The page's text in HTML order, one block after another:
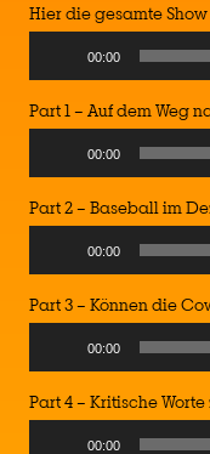
Hier die gesamte Show
Player
00:00
Part 1 – Auf dem Weg
Player
00:00
Part 2 – Baseball im
Audio
Player
00:00
Part 3 – Können die
Player
00:00
Part 4 – Kritische Worte
00:00